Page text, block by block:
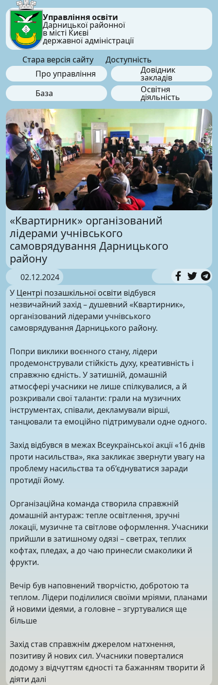
Управління освіти
Дарницької районної
в місті Києві
державної адміністрації
Стара версія сайту
Доступність
Про управління
Довідник
закладів
База
Освітня
діяльність
«Квартирник» організований
лідерами учнівського
самоврядування Дарницького
району
02.12.2024
У Центрі позашкільної освіти відбувся
незвичайний захід – душевний «Квартирник»,
організований лідерами учнівського
самоврядування Дарницького району.
Попри виклики воєнного стану, лідери
продемонстрували стійкість духу, креативність і
справжню єдність. У затишній, домашній
атмосфері учасники не лише спілкувалися, а й
розкривали свої таланти: грали на музичних
інструментах, співали, декламували вірші,
танцювали та емоційно підтримували одне одного.
Захід відбувся в межах Всеукраїнської акції «16 днів
проти насильства», яка закликає звернути увагу на
проблему насильства та об’єднуватися заради
протидії йому.
Організаційна команда створила справжній
домашній антураж: тепле освітлення, зручні
локації, музичне та світлове оформлення. Учасники
прийшли в затишному одязі – светрах, теплих
кофтах, пледах, а до чаю принесли смаколики й
фрукти.
Вечір був наповнений творчістю, добротою та
теплом. Лідери поділилися своїми мріями, планами
й новими ідеями, а головне – згуртувалися ще
більше
Захід став справжнім джерелом натхнення,
позитиву й нових сил. Учасники поверталися
додому з відчуттям єдності та бажанням творити й
діяти далі